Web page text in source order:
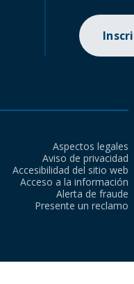
Aspectos legales
Aviso de privacidad
Accesibilidad del sitio web
Acceso a la información
Alerta de fraude
Presente un reclamo